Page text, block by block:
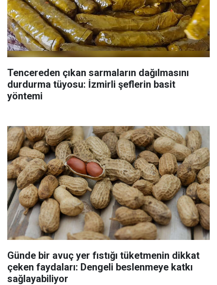
Tencereden çıkan sarmaların dağılmasını
durdurma tüyosu: İzmirli şeflerin basit
yöntemi
Günde bir avuç yer fıstığı tüketmenin dikkat
çeken faydaları: Dengeli beslenmeye katkı
sağlayabiliyor